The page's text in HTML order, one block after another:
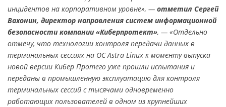
инцидентов на корпоративном уровне», — отметил Сергей
Вахонин, директор направления систем информационной
безопасности компании «Киберпротект», — «Отдельно
отмечу, что технологии контроля передачи данных в
терминальных сессиях на ОС Astra Linux к моменту выпуска
новой версии Кибер Протего уже прошли испытания и
переданы в промышленную эксплуатацию для контроля
терминальных сессий с тысячами одновременно
работающих пользователей в одном из крупнейших